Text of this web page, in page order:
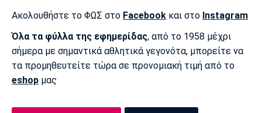
Πόρτο Μπενφίκα
Ακολουθήστε το ΦΩΣ στο Facebook και στο Instagram
Όλα τα φύλλα της εφημερίδας, από το 1958 μέχρι
σήμερα με σημαντικά αθλητικά γεγονότα, μπορείτε να
τα προμηθευτείτε τώρα σε προνομιακή τιμή από το
eshop μας